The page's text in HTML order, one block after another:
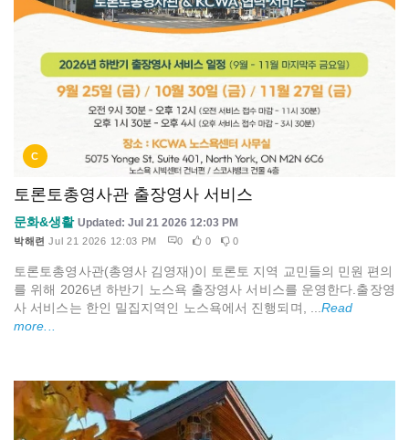
C
토론토총영사관 출장영사 서비스
문화&생활 Updated: Jul 21 2026 12:03 PM
박해련 Jul 21 2026 12:03 PM 0 0 0
토론토총영사관(총영사 김영재)이 토론토 지역 교민들의 민원 편의
를 위해 2026년 하반기 노스욕 출장영사 서비스를 운영한다.출장영
사 서비스는 한인 밀집지역인 노스욕에서 진행되며, ...Read
more...